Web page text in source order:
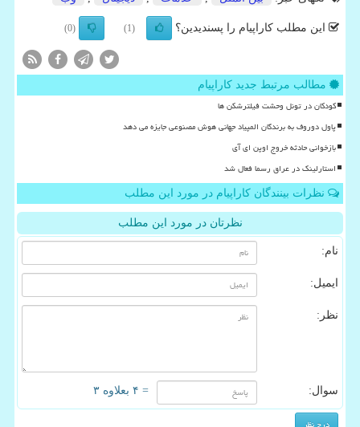
این مطلب کاراپیام را پسندیدین؟ (1)
(0)
مطالب مرتبط جدید کاراپیام
کودکان در تونل وحشت فیلترشکن ها
پاول دوروف به برندگان المپیاد جهانی هوش مصنوعی جایزه می دهد
بازخوانی حادثه خروج اوپن ای آی
استارلینک در عراق رسما فعال شد
نظرات بینندگان کاراپیام در مورد این مطلب
نظرتان در مورد این مطلب
نام:
ایمیل:
نظر:
سوال: = ۴ بعلاوه ۳